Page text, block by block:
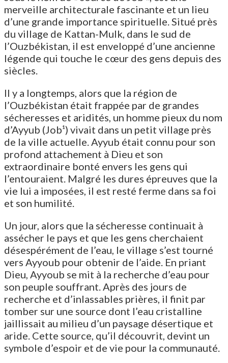
merveille architecturale fascinante et un lieu
d’une grande importance spirituelle. Situé près
du village de Kattan-Mulk, dans le sud de
l’Ouzbékistan, il est enveloppé d’une ancienne
légende qui touche le cœur des gens depuis des
siècles.
Il y a longtemps, alors que la région de
l’Ouzbékistan était frappée par de grandes
sécheresses et aridités, un homme pieux du nom
d’Ayyub (Job¹) vivait dans un petit village près
de la ville actuelle. Ayyub était connu pour son
profond attachement à Dieu et son
extraordinaire bonté envers les gens qui
l’entouraient. Malgré les dures épreuves que la
vie lui a imposées, il est resté ferme dans sa foi
et son humilité.
Un jour, alors que la sécheresse continuait à
assécher le pays et que les gens cherchaient
désespérément de l’eau, le village s’est tourné
vers Ayyoub pour obtenir de l’aide. En priant
Dieu, Ayyoub se mit à la recherche d’eau pour
son peuple souffrant. Après des jours de
recherche et d’inlassables prières, il finit par
tomber sur une source dont l’eau cristalline
jaillissait au milieu d’un paysage désertique et
aride. Cette source, qu’il découvrit, devint un
symbole d’espoir et de vie pour la communauté.